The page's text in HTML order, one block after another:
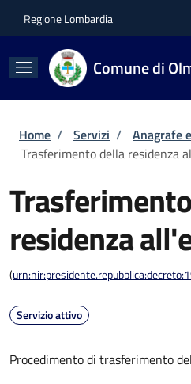
Regione Lombardia
Comune di
Briciole di pane
Home / Servizi / Anagrafe
Trasferimento della residenza
residenza
(
Servizio attivo
Procedimento di trasferimento